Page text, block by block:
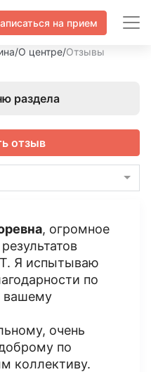
на прием
/О центре/Отзывы
раздела
отзыв
, огромное
Я испытываю
по
вашему
очень
по
коллективу.